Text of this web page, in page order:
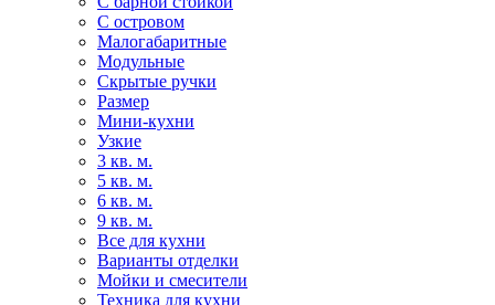
С островом
Малогабаритные
Модульные
Скрытые ручки
Размер
Мини-кухни
Узкие
3 кв. м.
5 кв. м.
6 кв. м.
9 кв. м.
Все для кухни
Варианты отделки
Мойки и смесители
Техника для кухни